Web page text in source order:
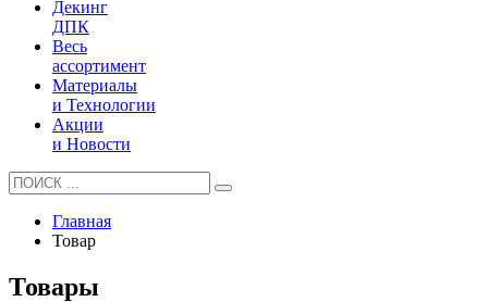
Декинг
ДПК
Весь
ассортимент
Материалы
и Технологии
Акции
и Новости
Главная
Товар
Товары